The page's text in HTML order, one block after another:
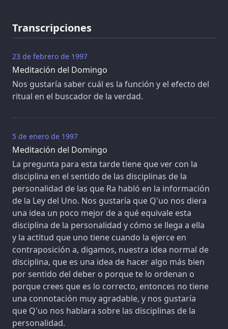
Transcripciones
23 de febrero de 1997
Meditación del Domingo
Nos gustaría saber cuál es la función y el efecto del
ritual en el buscador de la verdad.
5 de enero de 1997
Meditación del Domingo
La pregunta para esta tarde tiene que ver con la
disciplina en el sentido de las disciplinas de la
personalidad de las que Ra habló en la información
de la Ley del Uno. Nos gustaría que Q'uo nos diera
una idea un poco mejor de a qué equivale esta
disciplina de la personalidad y cómo se llega a ella
y la actitud que uno tiene cuando la ejerce en
contraposición a, digamos, nuestra idea normal de
disciplina, que es una idea de hacer algo más bien
por sentido del deber o porque te lo ordenan o
porque crees que es lo correcto, entonces no tiene
una connotación muy agradable, y nos gustaría
que Q'uo nos hablara sobre las disciplinas de la
personalidad.